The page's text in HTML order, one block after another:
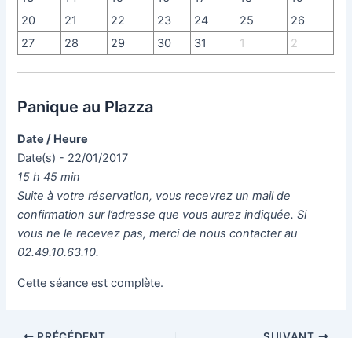
20
21 22 23 24 25
26
27
28 29 30 31 1 2
Panique au Plazza
Date / Heure
Date(s) - 22/01/2017
15 h 45 min
Suite à votre réservation, vous recevrez un mail de
confirmation sur l’adresse que vous aurez indiquée. Si
vous ne le recevez pas, merci de nous contacter au
02.49.10.63.10.
Cette séance est complète.